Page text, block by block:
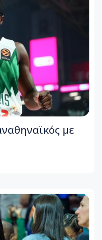
με